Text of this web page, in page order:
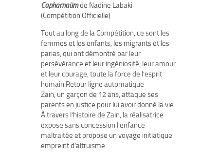
Capharnaümde Nadine Labaki
(Compétition Officielle)
Tout au long de la Compétition, ce sont les
femmes et les enfants, les migrants et les
parias, qui ont démontré par leur
persévérance et leur ingéniosité, leur amour
et leur courage, toute la force de l’esprit
humain.Retour ligne automatique
Zain, un garçon de 12 ans, attaque ses
parents en justice pour lui avoir donné la vie.
À travers l’histoire de Zain, la réalisatrice
expose sans concession l’enfance
maltraitée et propose un voyage initiatique
empreint d’altruisme.